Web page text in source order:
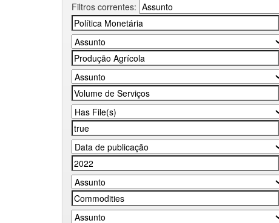
Filtros correntes: